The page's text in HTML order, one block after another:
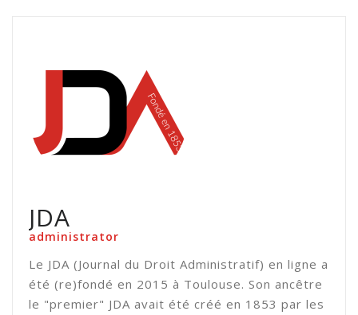
JDA
administrator
Le JDA (Journal du Droit Administratif) en ligne a
été (re)fondé en 2015 à Toulouse. Son ancêtre
le "premier" JDA avait été créé en 1853 par les